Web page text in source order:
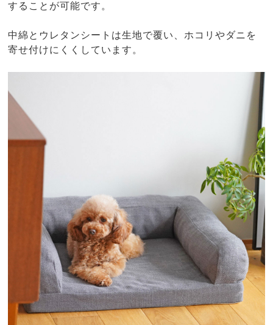
することが可能です。
中綿とウレタンシートは生地で覆い、ホコリやダニを
寄せ付けにくくしています。